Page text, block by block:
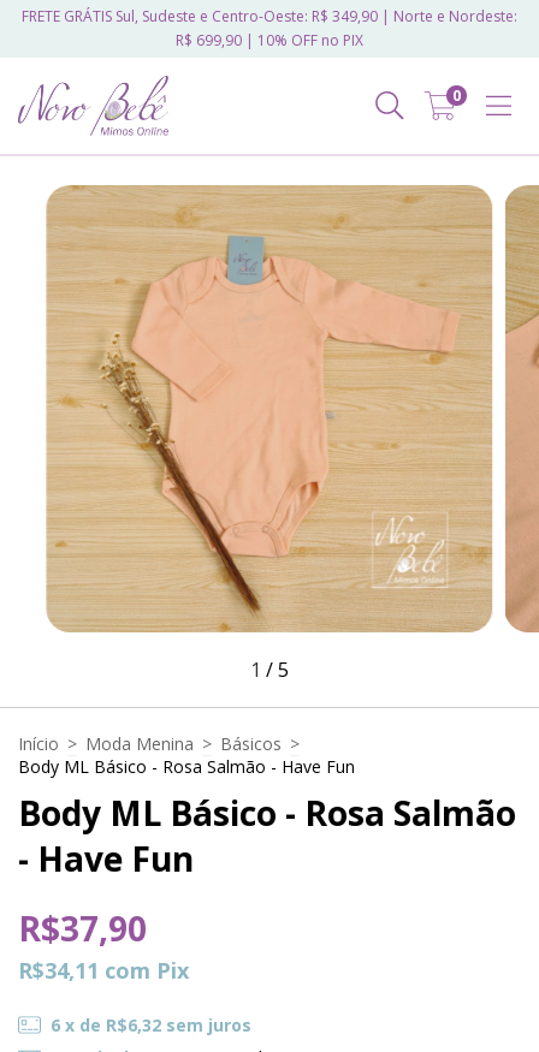
FRETE GRÁTIS Sul, Sudeste e Centro-Oeste: R$ 349,90 | Norte e Nordeste:
R$ 699,90 | 10% OFF no PIX
0
1 /5
Início > Moda Menina > Básicos >
Body ML Básico - Rosa Salmão - Have Fun
Body ML Básico - Rosa Salmão
- Have Fun
R$37,90
R$34,11 com Pix
6 x de R$6,32 sem juros